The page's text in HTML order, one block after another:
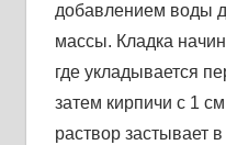
добавлением воды
массы. Кладка
где укладывается
затем кирпичи с 1
раствор застывает